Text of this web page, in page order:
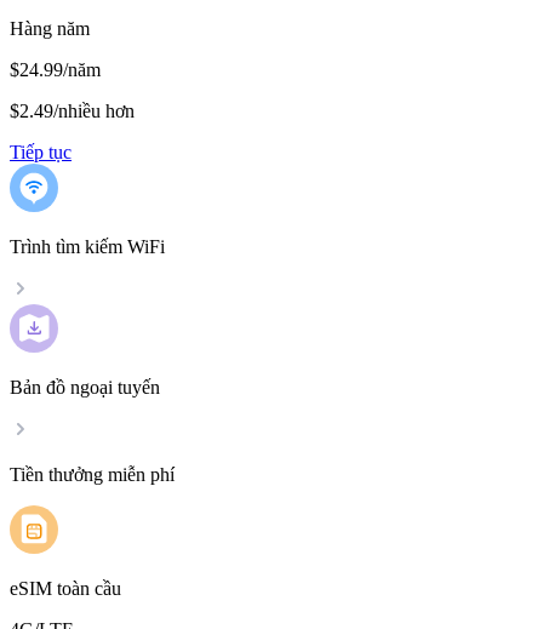
Hàng năm
$24.99/năm
$2.49/nhiều hơn
Tiếp tục
Trình tìm kiếm WiFi
Bản đồ ngoại tuyến
Tiền thưởng miễn phí
eSIM toàn cầu